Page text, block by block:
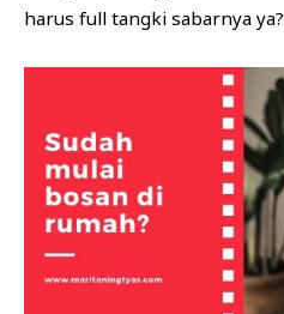
harus full tangki sabarnya ya?